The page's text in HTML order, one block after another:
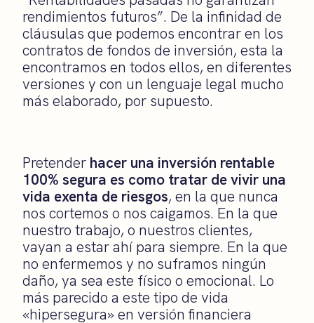
rendimientos futuros”. De la infinidad de
cláusulas que podemos encontrar en los
contratos de fondos de inversión, esta la
encontramos en todos ellos, en diferentes
versiones y con un lenguaje legal mucho
más elaborado, por supuesto.
Pretender hacer una inversión rentable
100% segura es como tratar de vivir una
vida exenta de riesgos, en la que nunca
nos cortemos o nos caigamos. En la que
nuestro trabajo, o nuestros clientes,
vayan a estar ahí para siempre. En la que
no enfermemos y no suframos ningún
daño, ya sea este físico o emocional. Lo
más parecido a este tipo de vida
«hipersegura» en versión financiera